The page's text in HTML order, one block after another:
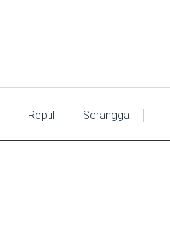
Reptil Serangga